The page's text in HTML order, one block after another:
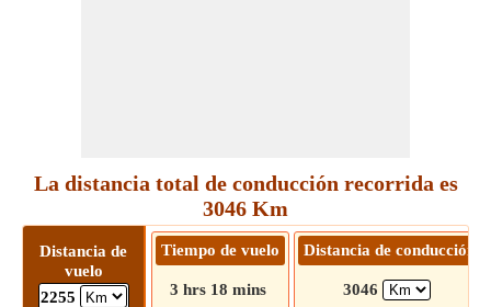
La distancia total de conducción recorrida es
3046 Km
Distancia de
vuelo
2255
Tiempo de vuelo
3 hrs 18 mins
Distancia de conducción
3046